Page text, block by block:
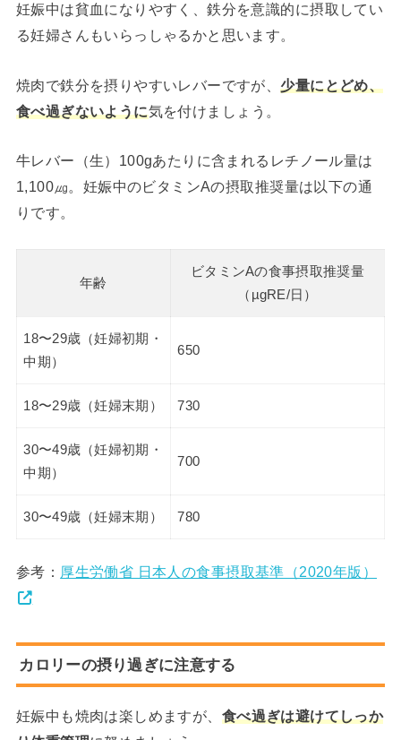
妊娠中は貧血になりやすく、鉄分を意識的に摂取してい
る妊婦さんもいらっしゃるかと思います。
焼肉で鉄分を摂りやすいレバーですが、 少量にとどめ、
食べ過ぎないように気を付けましょう。
牛レバー（生）100gあたりに含まれるレチノール量は
1,100㎍。妊娠中のビタミンAの摂取推奨量は以下の通
りです。
年齢
ビタミンAの食事摂取推奨量
（µgRE/日）
18〜29歳（妊婦初期・
中期）
650
18〜29歳（妊婦末期） 730
30〜49歳（妊婦初期・
中期）
700
30〜49歳（妊婦末期） 780
参考： 厚生労働省 日本人の食事摂取基準（2020年版）
カロリーの摂り過ぎに注意する
妊娠中も焼肉は楽しめますが、 食べ過ぎは避けてしっか